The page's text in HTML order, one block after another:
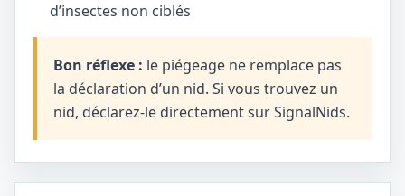
d’insectes non ciblés
Bon réflexe : le piégeage ne remplace pas
la déclaration d’un nid. Si vous trouvez un
nid, déclarez-le directement sur SignalNids.